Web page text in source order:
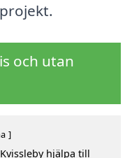
och utan
hjälpa till